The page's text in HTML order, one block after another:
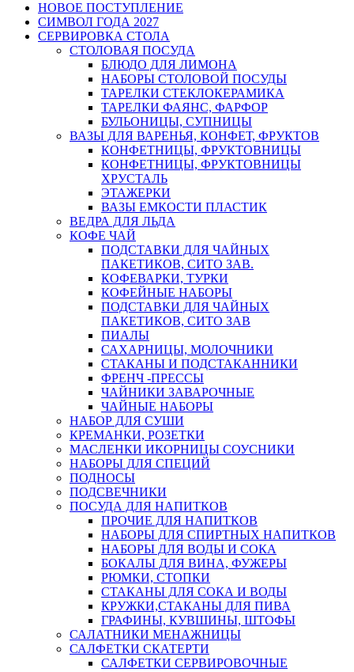
НОВОЕ ПОСТУПЛЕНИЕ
СИМВОЛ ГОДА 2027
СЕРВИРОВКА СТОЛА
СТОЛОВАЯ ПОСУДА
БЛЮДО ДЛЯ ЛИМОНА
НАБОРЫ СТОЛОВОЙ ПОСУДЫ
ТАРЕЛКИ СТЕКЛОКЕРАМИКА
ТАРЕЛКИ ФАЯНС, ФАРФОР
БУЛЬОНИЦЫ, СУПНИЦЫ
ВАЗЫ ДЛЯ ВАРЕНЬЯ, КОНФЕТ, ФРУКТОВ
КОНФЕТНИЦЫ, ФРУКТОВНИЦЫ
КОНФЕТНИЦЫ, ФРУКТОВНИЦЫ
ХРУСТАЛЬ
ЭТАЖЕРКИ
ВАЗЫ ЕМКОСТИ ПЛАСТИК
ВЕДРА ДЛЯ ЛЬДА
КОФЕ ЧАЙ
ПОДСТАВКИ ДЛЯ ЧАЙНЫХ
ПАКЕТИКОВ, СИТО ЗАВ.
КОФЕВАРКИ, ТУРКИ
КОФЕЙНЫЕ НАБОРЫ
ПОДСТАВКИ ДЛЯ ЧАЙНЫХ
ПАКЕТИКОВ, СИТО ЗАВ
ПИАЛЫ
САХАРНИЦЫ, МОЛОЧНИКИ
СТАКАНЫ И ПОДСТАКАННИКИ
ФРЕНЧ -ПРЕССЫ
ЧАЙНИКИ ЗАВАРОЧНЫЕ
ЧАЙНЫЕ НАБОРЫ
НАБОР ДЛЯ СУШИ
КРЕМАНКИ, РОЗЕТКИ
МАСЛЕНКИ ИКОРНИЦЫ СОУСНИКИ
НАБОРЫ ДЛЯ СПЕЦИЙ
ПОДНОСЫ
ПОДСВЕЧНИКИ
ПОСУДА ДЛЯ НАПИТКОВ
ПРОЧИЕ ДЛЯ НАПИТКОВ
НАБОРЫ ДЛЯ СПИРТНЫХ НАПИТКОВ
НАБОРЫ ДЛЯ ВОДЫ И СОКА
БОКАЛЫ ДЛЯ ВИНА, ФУЖЕРЫ
РЮМКИ, СТОПКИ
СТАКАНЫ ДЛЯ СОКА И ВОДЫ
КРУЖКИ,СТАКАНЫ ДЛЯ ПИВА
ГРАФИНЫ, КУВШИНЫ, ШТОФЫ
САЛАТНИКИ МЕНАЖНИЦЫ
САЛФЕТКИ СКАТЕРТИ
САЛФЕТКИ СЕРВИРОВОЧНЫЕ